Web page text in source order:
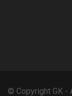
© Copyright GK -